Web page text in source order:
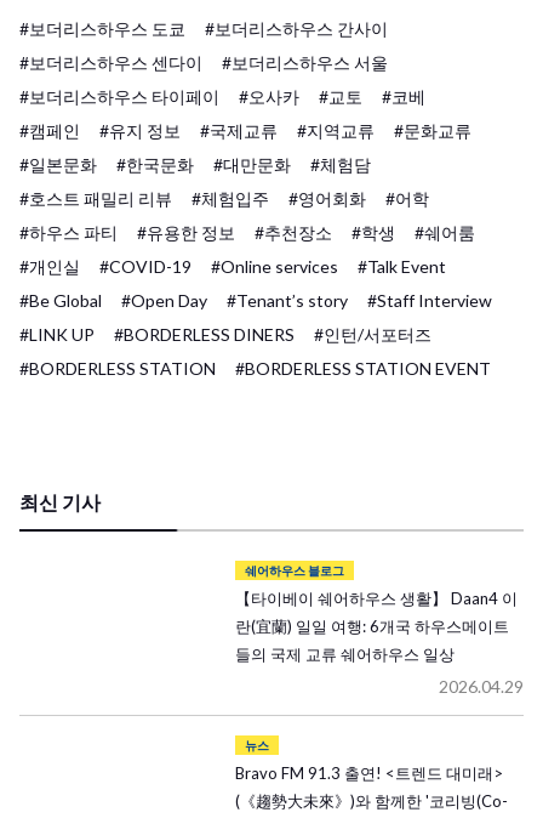
#보더리스하우스 도쿄
#보더리스하우스 간사이
#보더리스하우스 센다이
#보더리스하우스 서울
#보더리스하우스 타이페이
#오사카 #교토
#코베
#캠페인
#유지 정보 #국제교류 #지역교류
#문화교류
#일본문화
#한국문화 #대만문화
#체험담
#호스트 패밀리 리뷰
#체험입주 #영어회화
#어학
#하우스 파티
#유용한 정보 #추천장소 #학생
#쉐어룸
#개인실
#COVID-19 #Online services
#Talk Event
#Be Global
#Open Day #Tenant’s story
#Staff Interview
#LINK UP
#BORDERLESS DINERS
#인턴/서포터즈
#BORDERLESS STATION
#BORDERLESS STATION EVENT
최신 기사
쉐어하우스 블로그
【타이베이 쉐어하우스 생활】 Daan4 이
란(宜蘭) 일일 여행: 6개국 하우스메이트
들의 국제 교류 쉐어하우스 일상
2026.04.29
뉴스
Bravo FM 91.3 출연! <트렌드 대미래>
(《趨勢大未來》)와 함께한 '코리빙(Co-